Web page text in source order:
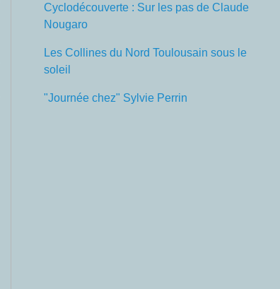
Cyclodécouverte : Sur les pas de Claude
Nougaro
Les Collines du Nord Toulousain sous le
soleil
"Journée chez" Sylvie Perrin